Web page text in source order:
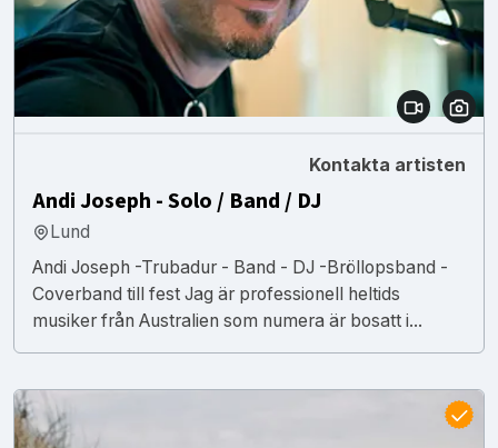
Kontakta artisten
Andi Joseph - Solo / Band / DJ
Lund
Andi Joseph -Trubadur - Band - DJ -Bröllopsband -
Coverband till fest Jag är professionell heltids
musiker från Australien som numera är bosatt i...